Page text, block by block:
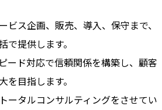
ビス企画、販売、導入、保守まで、
で提供します。
ード対応で信頼関係を構築し、顧客
を目指します。
ータルコンサルティングをさせてい